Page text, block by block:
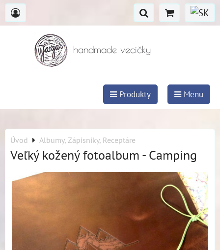
handmade vecičky
Produkty Menu
Úvod Albumy, Zápisníky, Receptáre
Veľký kožený fotoalbum - Camping